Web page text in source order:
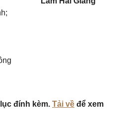
đính kèm. Tải về để xem